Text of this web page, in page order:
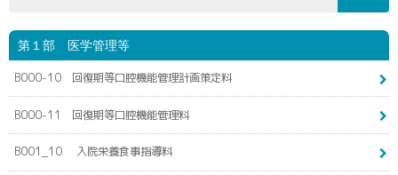
第１部 医学管理等
B000-10 回復期等口腔機能管理計画策定料
B000-11 回復期等口腔機能管理料
B001_10 入院栄養食事指導料